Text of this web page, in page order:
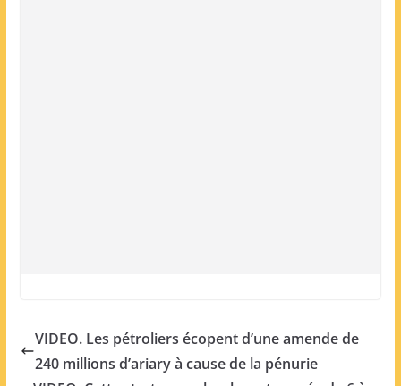
VIDEO. Les pétroliers écopent d’une amende de
240 millions d’ariary à cause de la pénurie